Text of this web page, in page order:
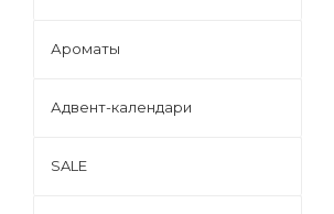
Ароматы
Адвент-календари
SALE